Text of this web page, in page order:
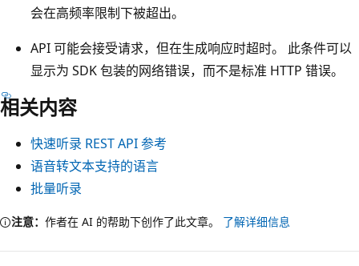
会在高频率限制下被超出。
API 可能会接受请求，但在生成响应时超时。 此条件可以
显示为 SDK 包装的网络错误，而不是标准 HTTP 错误。
相关内容
快速听录 REST API 参考
语音转文本支持的语言
批量听录
注意： 作者在 AI 的帮助下创作了此文章。 了解详细信息